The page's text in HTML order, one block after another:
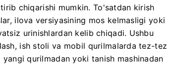
chiqarishi mumkin. To'satdan kirish
ilova versiyasining mos kelmasligi yoki
urinishlardan kelib chiqadi. Ushbu
ish stoli va mobil qurilmalarda tez-tez
qurilmadan yoki tanish mashinadan